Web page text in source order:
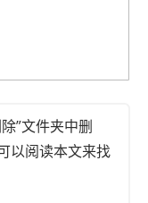
”文件夹中删
以阅读本文来找